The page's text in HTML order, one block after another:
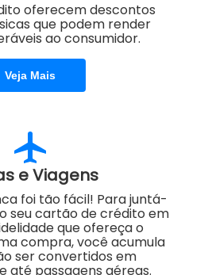
oferecem descontos
que podem render
ao consumidor.
Veja Mais
e Viagens
foi tão fácil! Para juntá-
seu cartão de crédito em
que ofereça o
compra, você acumula
ser convertidos em
até passagens aéreas.